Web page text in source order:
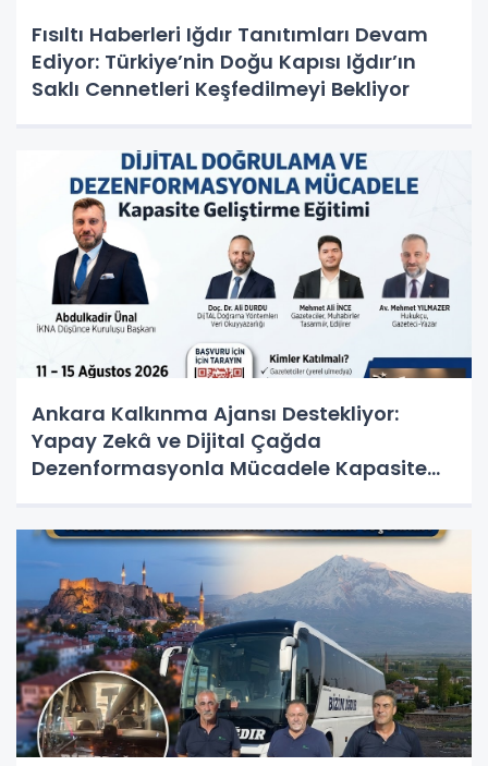
Fısıltı Haberleri Iğdır Tanıtımları Devam
Ediyor: Türkiye’nin Doğu Kapısı Iğdır’ın
Saklı Cennetleri Keşfedilmeyi Bekliyor
Ankara Kalkınma Ajansı Destekliyor:
Yapay Zekâ ve Dijital Çağda
Dezenformasyonla Mücadele Kapasite